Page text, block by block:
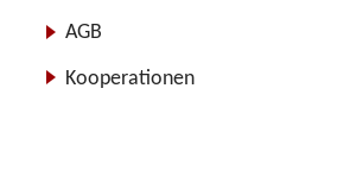
AGB
Kooperationen